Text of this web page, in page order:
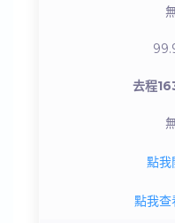
去程
點我
點我查